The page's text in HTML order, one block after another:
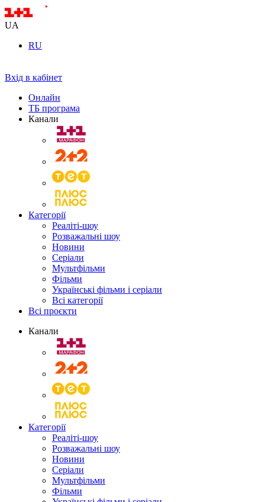
UA
RU
Вхід в кабінет
Онлайн
ТБ програма
Канали
Категорії
Реаліті-шоу
Розважальні шоу
Новини
Серіали
Мультфільми
Фільми
Українські фільми і серіали
Всі категорії
Всі проєкти
Канали
Категорії
Реаліті-шоу
Розважальні шоу
Новини
Серіали
Мультфільми
Фільми